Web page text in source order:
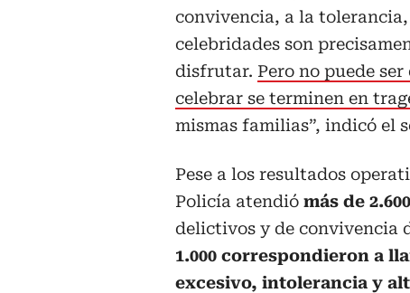
convivencia, a la
celebridades son
disfrutar. Pero no puede
celebrar se terminen en
mismas familias”, indicó el
Pese a los resultados
Policía atendió más de
delictivos y de convivencia
1.000 correspondieron a
excesivo, intolerancia y